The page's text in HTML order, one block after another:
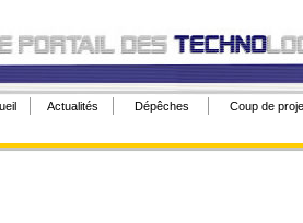
Actualités Dépêches Coup de